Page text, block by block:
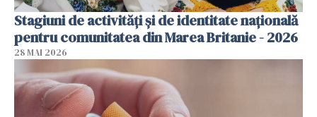
Stagiuni de activități și de identitate națională
pentru comunitatea din Marea Britanie - 2026
28 MAI 2026